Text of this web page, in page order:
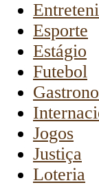
Esporte
Estágio
Futebol
Jogos
Justiça
Loteria